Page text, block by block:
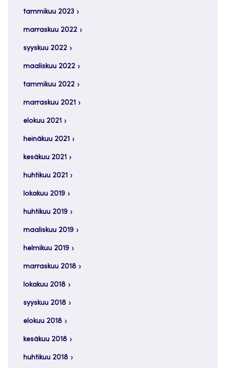
tammikuu 2023
marraskuu 2022
syyskuu 2022
maaliskuu 2022
tammikuu 2022
marraskuu 2021
elokuu 2021
heinäkuu 2021
kesäkuu 2021
huhtikuu 2021
lokakuu 2019
huhtikuu 2019
maaliskuu 2019
helmikuu 2019
marraskuu 2018
lokakuu 2018
syyskuu 2018
elokuu 2018
kesäkuu 2018
huhtikuu 2018